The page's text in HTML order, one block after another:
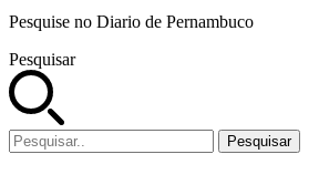
Pesquise no Diario de Pernambuco
Pesquisar
Pesquisar